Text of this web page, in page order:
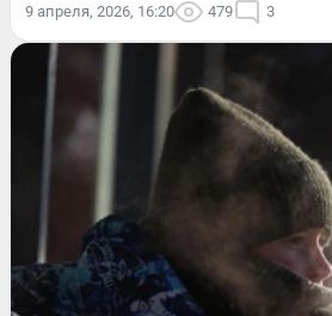
9 апреля, 2026, 16:20 479 3